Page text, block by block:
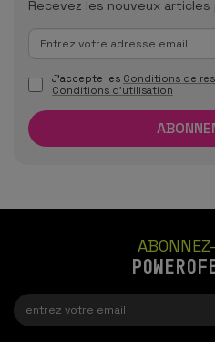
Recevez les nouveux articles
J'accepte les Conditions de
Conditions d'utilisation